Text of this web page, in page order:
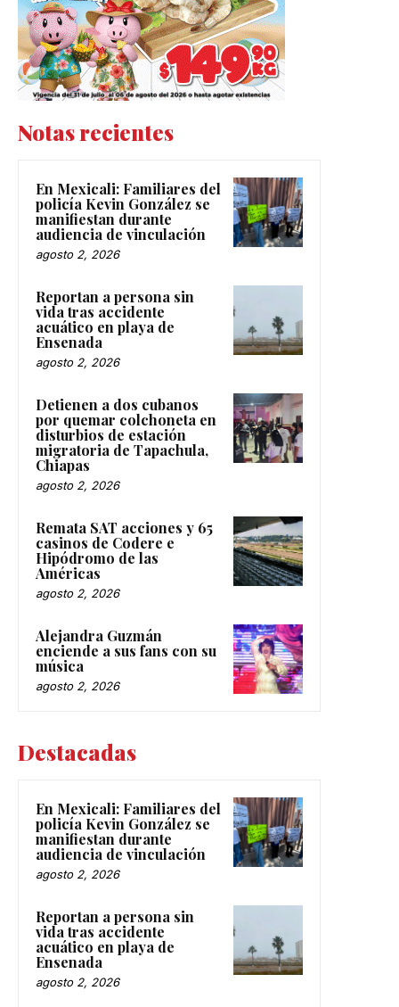
Notas recientes
En Mexicali: Familiares del
policía Kevin González se
manifiestan durante
audiencia de vinculación
agosto 2, 2026
Reportan a persona sin
vida tras accidente
acuático en playa de
Ensenada
agosto 2, 2026
Detienen a dos cubanos
por quemar colchoneta en
disturbios de estación
migratoria de Tapachula,
Chiapas
agosto 2, 2026
Remata SAT acciones y 65
casinos de Codere e
Hipódromo de las
Américas
agosto 2, 2026
Alejandra Guzmán
enciende a sus fans con su
música
agosto 2, 2026
Destacadas
En Mexicali: Familiares del
policía Kevin González se
manifiestan durante
audiencia de vinculación
agosto 2, 2026
Reportan a persona sin
vida tras accidente
acuático en playa de
Ensenada
agosto 2, 2026